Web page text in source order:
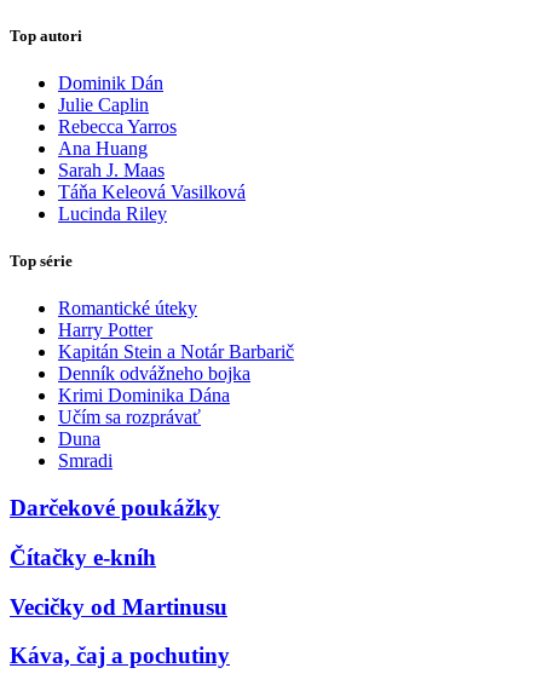
Top autori
Dominik Dán
Julie Caplin
Rebecca Yarros
Ana Huang
Sarah J. Maas
Táňa Keleová Vasilková
Lucinda Riley
Top série
Romantické úteky
Harry Potter
Kapitán Stein a Notár Barbarič
Denník odvážneho bojka
Krimi Dominika Dána
Učím sa rozprávať
Duna
Smradi
Darčekové poukážky
Čítačky e-kníh
Vecičky od Martinusu
Káva, čaj a pochutiny